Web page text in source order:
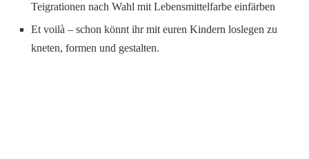
Teigrationen nach Wahl mit Lebensmittelfarbe einfärben
Et voilà – schon könnt ihr mit euren Kindern loslegen zu
kneten, formen und gestalten.